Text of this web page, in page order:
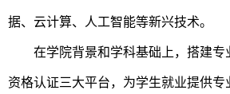
据、云计算、人工智能等新兴技术。
在学院背景和学科基础上，搭建专
资格认证三大平台，为学生就业提供